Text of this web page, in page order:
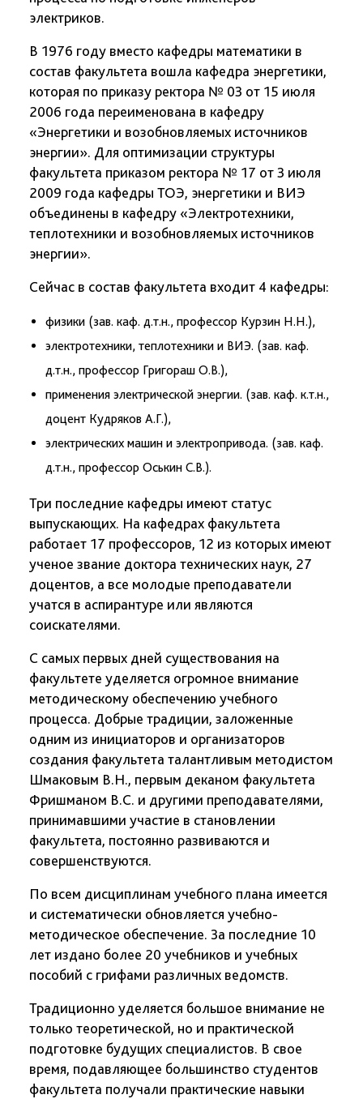
электриков.
В 1976 году вместо кафедры математики в
состав факультета вошла кафедра энергетики,
которая по приказу ректора № 03 от 15 июля
2006 года переименована в кафедру
«Энергетики и возобновляемых источников
энергии». Для оптимизации структуры
факультета приказом ректора № 17 от 3 июля
2009 года кафедры ТОЭ, энергетики и ВИЭ
объединены в кафедру «Электротехники,
теплотехники и возобновляемых источников
энергии».
Сейчас в состав факультета входит 4 кафедры:
физики (зав. каф. д.т.н., профессор Курзин Н.Н.),
электротехники, теплотехники и ВИЭ. (зав. каф.
д.т.н., профессор Григораш О.В.),
применения электрической энергии. (зав. каф. к.т.н.,
доцент Кудряков А.Г.),
электрических машин и электропривода. (зав. каф.
д.т.н., профессор Оськин С.В.).
Три последние кафедры имеют статус
выпускающих. На кафедрах факультета
работает 17 профессоров, 12 из которых имеют
ученое звание доктора технических наук, 27
доцентов, а все молодые преподаватели
учатся в аспирантуре или являются
соискателями.
С самых первых дней существования на
факультете уделяется огромное внимание
методическому обеспечению учебного
процесса. Добрые традиции, заложенные
одним из инициаторов и организаторов
создания факультета талантливым методистом
Шмаковым В.Н., первым деканом факультета
Фришманом В.С. и другими преподавателями,
принимавшими участие в становлении
факультета, постоянно развиваются и
совершенствуются.
По всем дисциплинам учебного плана имеется
и систематически обновляется учебно-
методическое обеспечение. За последние 10
лет издано более 20 учебников и учебных
пособий с грифами различных ведомств.
Традиционно уделяется большое внимание не
только теоретической, но и практической
подготовке будущих специалистов. В свое
время, подавляющее большинство студентов
факультета получали практические навыки